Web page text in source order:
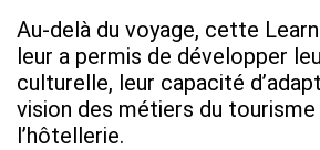
Au-delà du voyage, cette
leur a permis de développer
culturelle, leur capacité
vision des métiers du
l’hôtellerie.